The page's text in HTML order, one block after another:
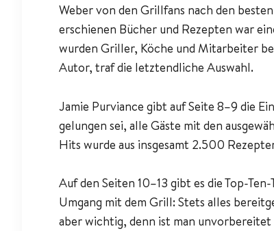
Weber von den Grillfans nach den
erschienen Bücher und Rezepten war
wurden Griller, Köche und Mitarbeiter
Autor, traf die letztendliche Auswahl.
Jamie Purviance gibt auf Seite 8–9 die
gelungen sei, alle Gäste mit den
Hits wurde aus insgesamt 2.500
Auf den Seiten 10–13 gibt es die Top-
Umgang mit dem Grill: Stets alles
aber wichtig, denn ist man